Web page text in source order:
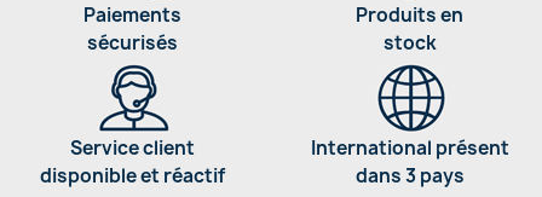
Paiements
sécurisés
Produits en
stock
Service client
disponible et réactif
International présent
dans 3 pays